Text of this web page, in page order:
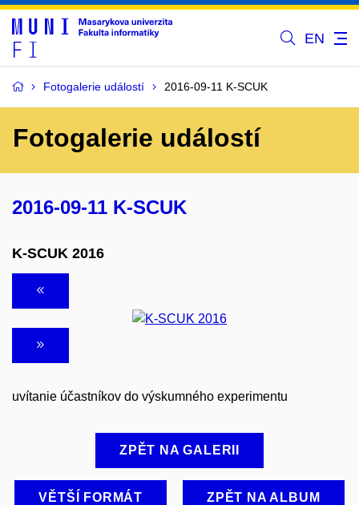
EN
Fotogalerie událostí 2016-09-11 K-SCUK
Fotogalerie událostí
2016-09-11 K-SCUK
K-SCUK 2016
uvítanie účastníkov do výskumného experimentu
ZPĚT NA GALERII
VĚTŠÍ FORMÁT ZPĚT NA ALBUM